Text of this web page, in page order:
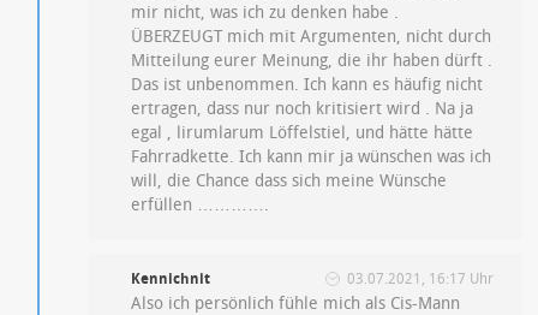
mir nicht, was ich zu denken habe .
ÜBERZEUGT mich mit Argumenten, nicht durch
Mitteilung eurer Meinung, die ihr haben dürft .
Das ist unbenommen. Ich kann es häufig nicht
ertragen, dass nur noch kritisiert wird . Na ja
egal , lirumlarum Löffelstiel, und hätte hätte
Fahrradkette. Ich kann mir ja wünschen was ich
will, die Chance dass sich meine Wünsche
erfüllen ………….
Kennichnit 03.07.2021, 16:17 Uhr
Also ich persönlich fühle mich als Cis-Mann